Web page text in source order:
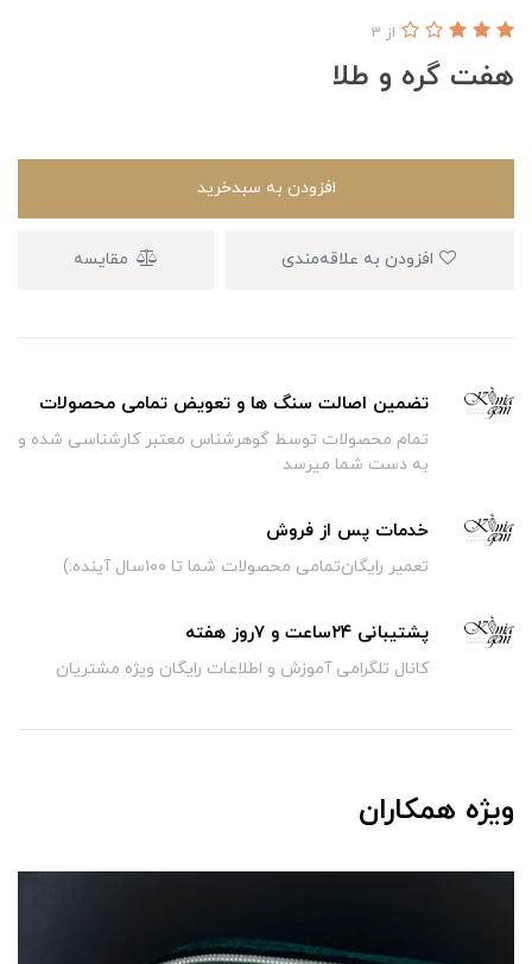
هفت گره و طلا
از 3
افزودن به سبدخرید
مقایسه
تضمین اصالت سنگ ها و تعویض تمامی محصولات
تمام محصولات توسط گوهرشناس معتبر کارشناسی شده و
به دست شما میرسد
خدمات پس از فروش
تعمیر رایگان‌تمامی محصولات شما تا ۱۰۰سال آینده:)
پشتیبانی ۲۴ساعت و ۷روز هفته
کانال تلگرامی آموزش و اطلاعات رایگان ویژه مشتریان
ویژه همکاران